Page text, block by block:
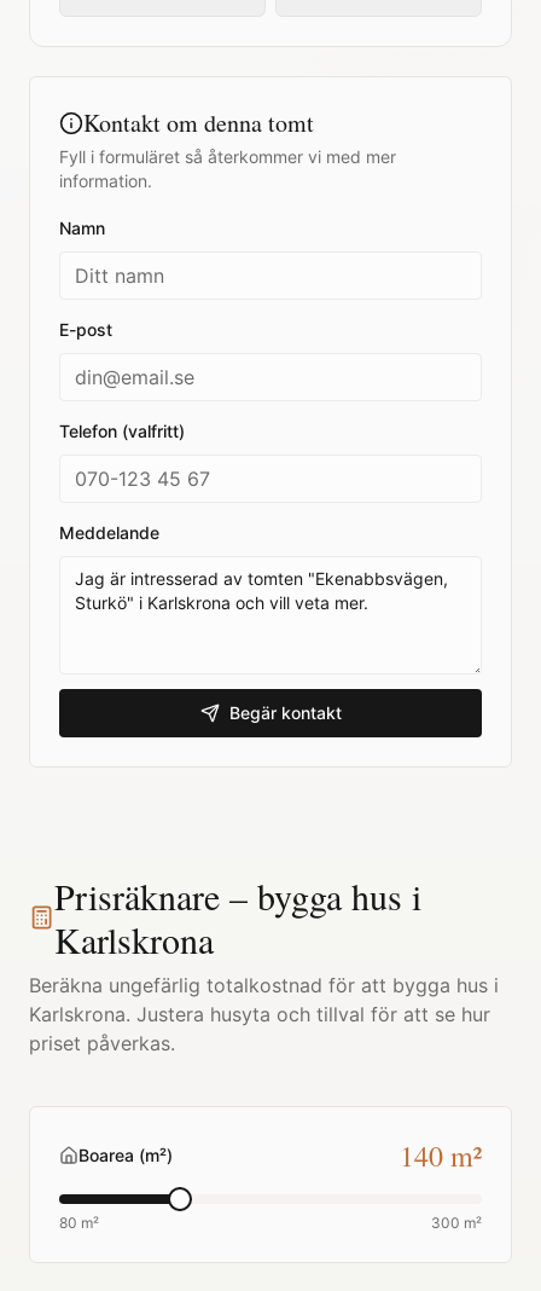
Kontakt om denna tomt
Fyll i formuläret så återkommer vi med mer
information.
Namn
E-post
Telefon (valfritt)
Meddelande
Begär kontakt
Prisräknare – bygga hus i
Karlskrona
Beräkna ungefärlig totalkostnad för att bygga hus i
Karlskrona. Justera husyta och tillval för att se hur
priset påverkas.
Boarea (m²) 140m²
80 m² 300 m²